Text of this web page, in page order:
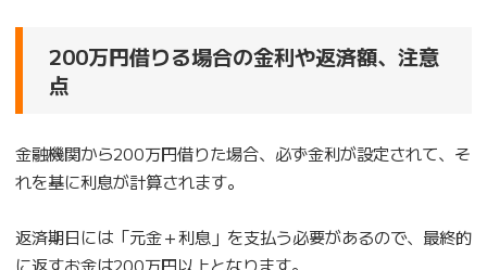
200万円借りる場合の金利や返済額、注意
点
金融機関から200万円借りた場合、必ず金利が設定されて、そ
れを基に利息が計算されます。
返済期日には「元金＋利息」を支払う必要があるので、最終的
に返すお金は200万円以上となります。